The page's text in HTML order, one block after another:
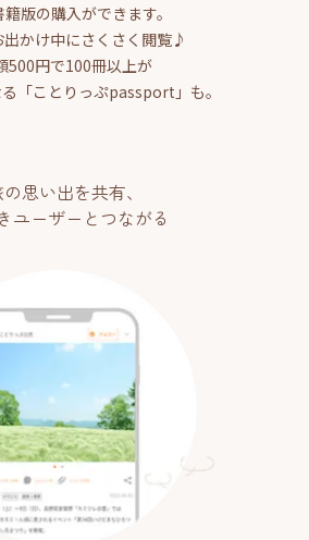
版の購入ができます。
出かけ中にさくさく閲覧♪
500円で100冊以上が
「ことりっぷpassport」も。
思い出を共有、
ユーザーとつながる